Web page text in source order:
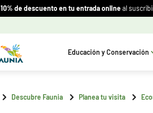
10% de descuento en tu entrada onlineal
Educación y Conservación
Descubre Faunia Planea tu visita